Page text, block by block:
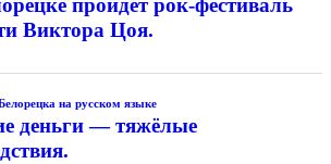
Виктора Цоя.
на русском языке
деньги — тяжёлые